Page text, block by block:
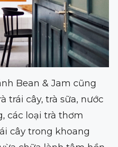
Bean & Jam cũng
trái cây, trà sữa, nước
các loại trà thơm
cây trong khoang